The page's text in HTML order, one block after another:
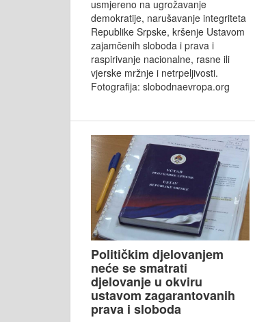
usmjereno na ugrožavanje
demokratije, narušavanje integriteta
Republike Srpske, kršenje Ustavom
zajamčenih sloboda i prava i
raspirivanje nacionalne, rasne ili
vjerske mržnje i netrpeljivosti.
Fotografija: slobodnaevropa.org
Političkim djelovanjem
neće se smatrati
djelovanje u okviru
ustavom zagarantovanih
prava i sloboda